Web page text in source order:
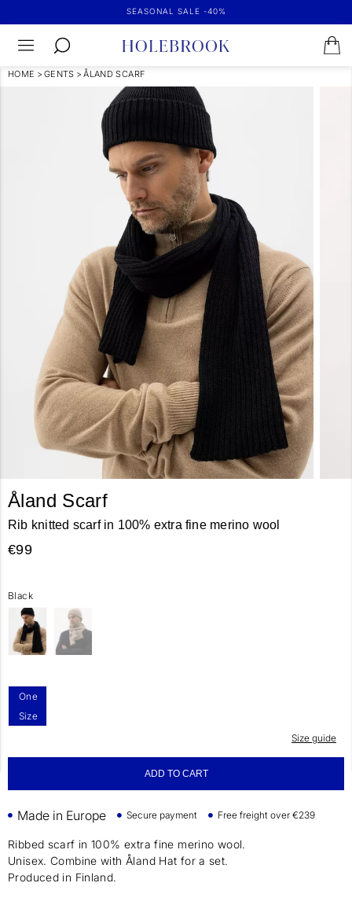
SEASONAL SALE -40%
HOME > GENTS > ÅLAND SCARF
Åland Scarf
Rib knitted scarf in 100% extra fine merino wool
€99
Black
One
Size
Size guide
ADD TO CART
Made in Europe Secure payment Free freight over €239
Ribbed scarf in 100% extra fine merino wool.
Unisex. Combine with Åland Hat for a set.
Produced in Finland.